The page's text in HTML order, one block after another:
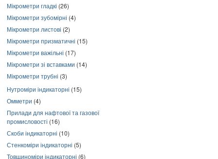
Мікрометри гладкі (26)
Мікрометри зубомірні (4)
Мікрометри листові (2)
Мікрометри призматичні (15)
Мікрометри важільні (17)
Мікрометри зі вставками (14)
Мікрометри трубні (3)
Нутроміри індикаторні (15)
Омметри (4)
Прилади для нафтової та газової
промисловості (16)
Скоби індикаторні (10)
Стенкоміри індикаторні (5)
Товщиноміри індикаторні (6)